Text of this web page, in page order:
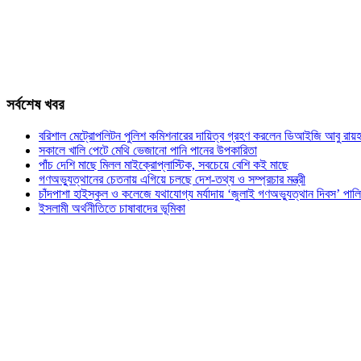
সর্বশেষ খবর
বরিশাল মেট্রোপলিটন পুলিশ কমিশনারের দায়িত্ব গ্রহণ করলেন ডিআইজি আবু
সকালে খালি পেটে মেথি ভেজানো পানি পানের উপকারিতা
পাঁচ দেশি মাছে মিলল মাইক্রোপ্লাস্টিক, সবচেয়ে বেশি কই মাছে
গণঅভ্যুত্থানের চেতনায় এগিয়ে চলছে দেশ-তথ্য ও সম্প্রচার মন্ত্রী
চাঁদপাশা হাইস্কুল ও কলেজে যথাযোগ্য মর্যাদায় ‘জুলাই গণঅভ্যুত্থান দিবস’
ইসলামী অর্থনীতিতে চাষাবাদের ভূমিকা